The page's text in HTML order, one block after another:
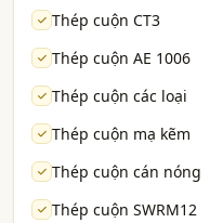
Thép cuộn CT3
Thép cuộn AE 1006
Thép cuộn các loại
Thép cuộn mạ kẽm
Thép cuộn cán nóng
Thép cuộn SWRM12